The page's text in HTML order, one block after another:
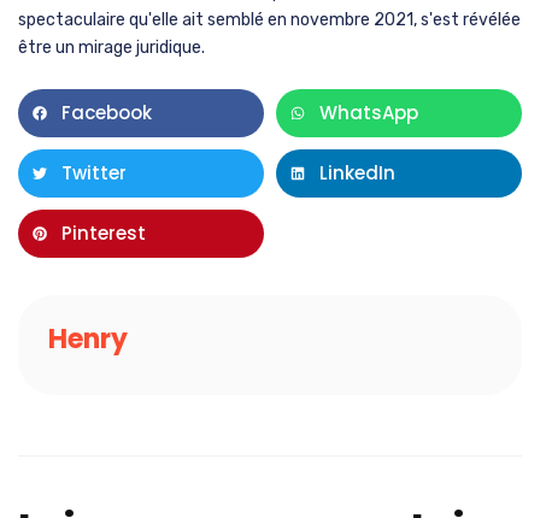
spectaculaire qu'elle ait semblé en novembre 2021, s'est révélée
être un mirage juridique.
Facebook WhatsApp
Twitter LinkedIn
Pinterest
Henry